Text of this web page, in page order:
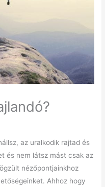
az uralkodik rajtad és
és nem látsz mást csak az
nézőpontjainkhoz
Ahhoz hogy